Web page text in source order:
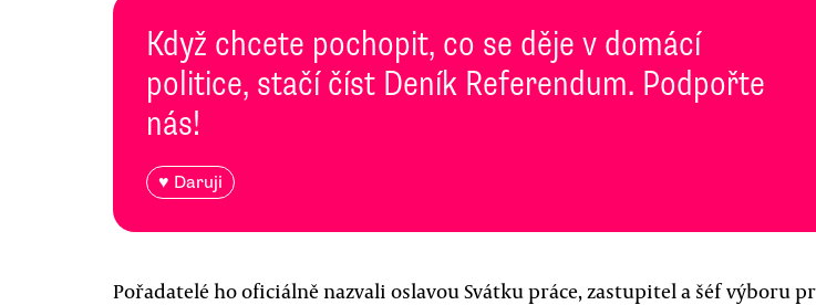
Když chcete pochopit, co se děje v domácí
politice, stačí číst Deník Referendum. Podpořte
nás!
♥ Daruji
Pořadatelé ho oficiálně nazvali oslavou Svátku práce, zastupitel a šéf výboru